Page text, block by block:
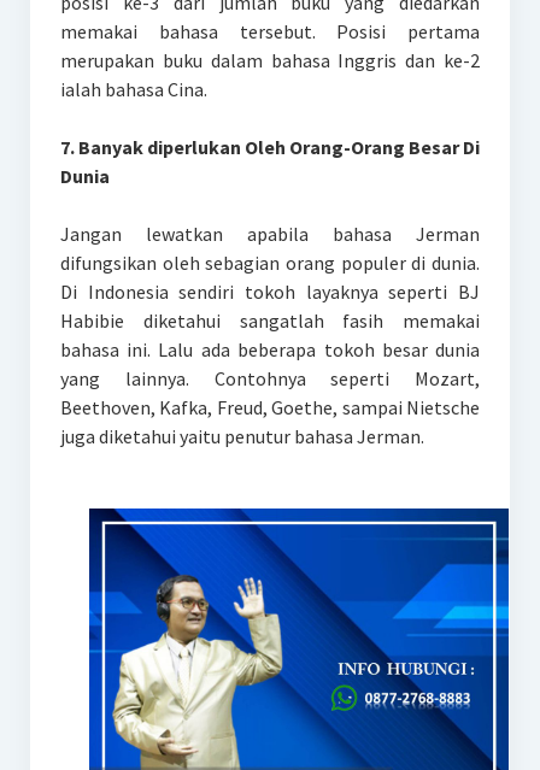
memakai bahasa tersebut. Posisi pertama
merupakan buku dalam bahasa Inggris dan ke-2
ialah bahasa Cina.
7. Banyak diperlukan Oleh Orang-Orang Besar Di
Dunia
Jangan lewatkan apabila bahasa Jerman
difungsikan oleh sebagian orang populer di dunia.
Di Indonesia sendiri tokoh layaknya seperti BJ
Habibie diketahui sangatlah fasih memakai
bahasa ini. Lalu ada beberapa tokoh besar dunia
yang lainnya. Contohnya seperti Mozart,
Beethoven, Kafka, Freud, Goethe, sampai Nietsche
juga diketahui yaitu penutur bahasa Jerman.